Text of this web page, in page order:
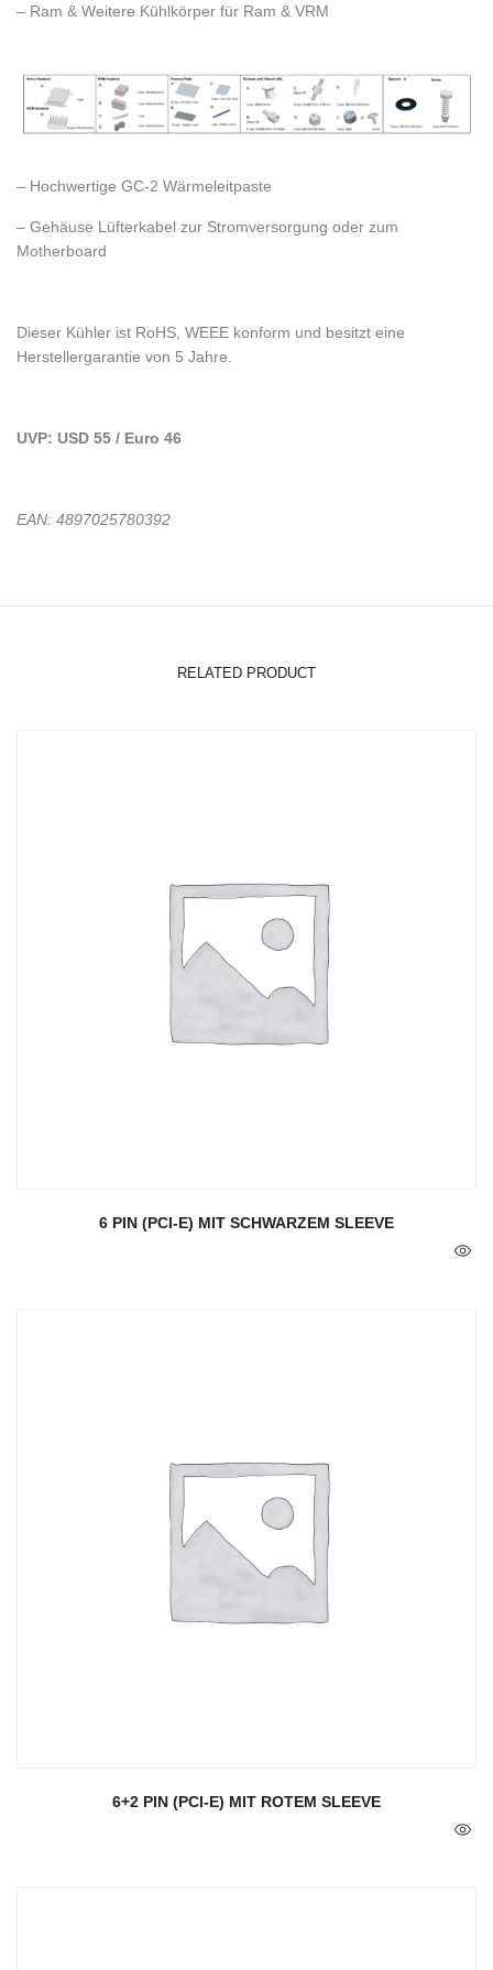
– Ram & Weitere Kühlkörper für Ram & VRM
– Hochwertige GC-2 Wärmeleitpaste
– Gehäuse Lüfterkabel zur Stromversorgung oder zum
Motherboard
Dieser Kühler ist RoHS, WEEE konform und besitzt eine
Herstellergarantie von 5 Jahre.
UVP: USD 55 / Euro 46
EAN: 4897025780392
RELATED PRODUCT
6 PIN (PCI-E) MIT SCHWARZEM SLEEVE
6+2 PIN (PCI-E) MIT ROTEM SLEEVE